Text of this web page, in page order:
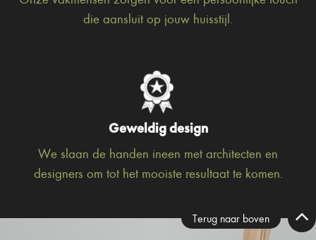
die aansluit op jouw huisstijl.
Geweldig design
We slaan de handen ineen met architecten en
designers om tot het mooiste resultaat te komen.
Terug naar boven